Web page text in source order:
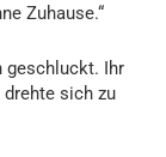
Zuhause.“
geschluckt. Ihr
sich zu